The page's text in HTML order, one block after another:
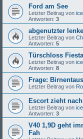
Ford am See
Letzter Beitrag von
Antworten: 3
abgenutzter
Letzter Beitrag von
Antworten: 5
Türschloss
Letzter Beitrag von
Antworten: 8
Frage:
Letzter Beitrag von
Escort zieht
Letzter Beitrag von
Antworten: 3
V40 1,9D geht
Fah